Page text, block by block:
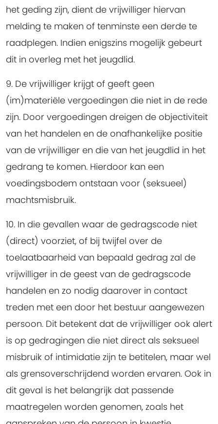
het geding zijn, dient de vrijwilliger hiervan
melding te maken of tenminste een derde te
raadplegen. Indien enigszins mogelijk gebeurt
dit in overleg met het jeugdlid.
9. De vrijwilliger krijgt of geeft geen
(im)materiële vergoedingen die niet in de rede
zijn. Door vergoedingen dreigen de objectiviteit
van het handelen en de onafhankelijke positie
van de vrijwilliger en die van het jeugdlid in het
gedrang te komen. Hierdoor kan een
voedingsbodem ontstaan voor (seksueel)
machtsmisbruik.
10. In die gevallen waar de gedragscode niet
(direct) voorziet, of bij twijfel over de
toelaatbaarheid van bepaald gedrag zal de
vrijwilliger in de geest van de gedragscode
handelen en zo nodig daarover in contact
treden met een door het bestuur aangewezen
persoon. Dit betekent dat de vrijwilliger ook alert
is op gedragingen die niet direct als seksueel
misbruik of intimidatie zijn te betitelen, maar wel
als grensoverschrijdend worden ervaren. Ook in
dit geval is het belangrijk dat passende
maatregelen worden genomen, zoals het